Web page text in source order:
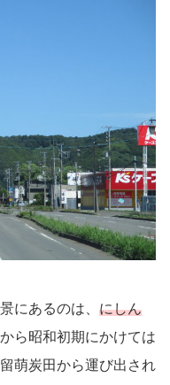
にあるのは、 にしん
ら昭和初期にかけては
萌炭田から運び出され